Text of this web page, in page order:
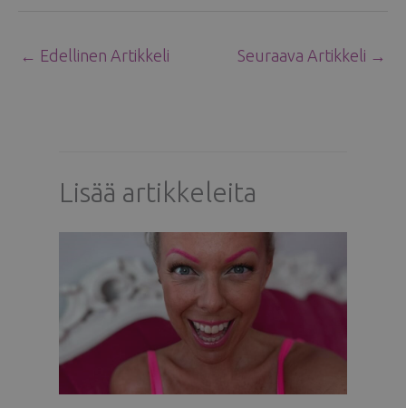
← Edellinen Artikkeli Seuraava Artikkeli →
Lisää artikkeleita